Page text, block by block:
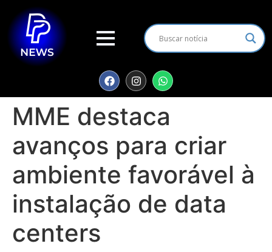
MME destaca
avanços para criar
ambiente favorável à
instalação de data
centers